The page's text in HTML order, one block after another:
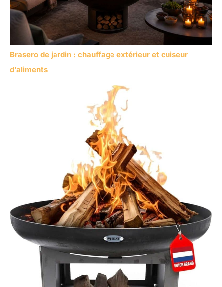
Brasero de jardin : chauffage extérieur et cuiseur
d’aliments